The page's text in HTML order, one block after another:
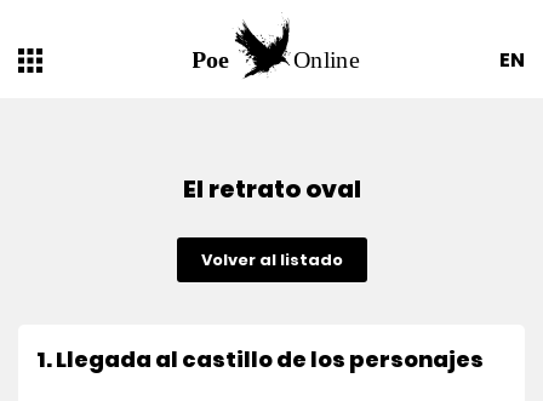
EN
El retrato oval
Volver al listado
1. Llegada al castillo de los personajes